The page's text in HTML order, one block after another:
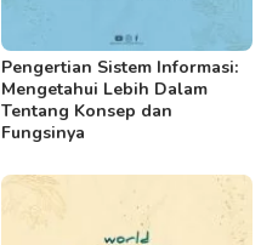
Pengertian Sistem Informasi:
Mengetahui Lebih Dalam
Tentang Konsep dan
Fungsinya